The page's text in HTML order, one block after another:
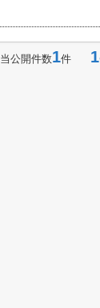
公開件数1件